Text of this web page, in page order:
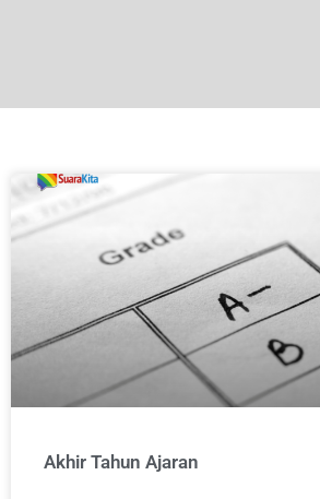
Akhir Tahun Ajaran